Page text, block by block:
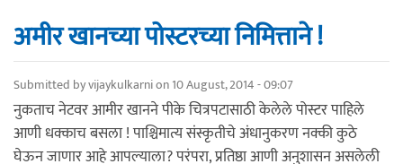
अमीर खानच्या पोस्टरच्या निमित्ताने !
Submitted byvijaykulkarnion 10 August, 2014 - 09:07
नुकताच नेटवर आमीर खानने पीके चित्रपटासाठी केलेले पोस्टर पाहिले
आणी धक्काच बसला ! पाश्चिमात्य संस्कृतीचे अंधानुकरण नक्की कुठे
घेऊन जाणार आहे आपल्याला? परंपरा, प्रतिष्ठा आणी अनुशासन असलेली